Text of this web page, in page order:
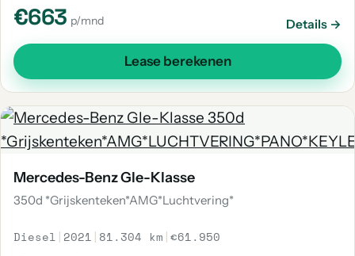
€663 p/mnd Details →
Lease berekenen
Mercedes-Benz Gle-Klasse
350d *Grijskenteken*AMG*Luchtvering*
Diesel | 2021 | 81.304 km |€61.950